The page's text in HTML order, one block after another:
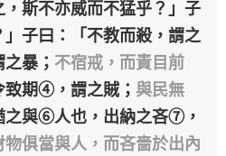
斯不亦威而不猛乎？」子
子曰：「不教而殺，謂之
暴； 不宿戒，而責目前
致期④，謂之賊； 與民無
之與⑥人也，出納之吝⑦，
物俱當與人，而吝嗇於出內